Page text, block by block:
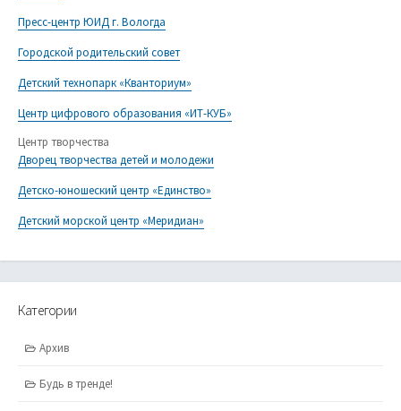
Пресс-центр ЮИД г. Вологда
Городской родительский совет
Детский технопарк «Кванториум»
Центр цифрового образования «ИТ-КУБ»
Центр творчества
Дворец творчества детей и молодежи
Детско-юношеский центр «Единство»
Детский морской центр «Меридиан»
Категории
Архив
Будь в тренде!